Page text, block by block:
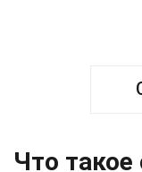
Что такое